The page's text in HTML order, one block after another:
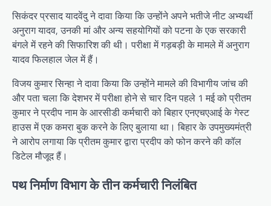
सिकंदर प्रसाद यादवेंदु ने दावा किया कि उन्होंने अपने भतीजे नीट अभ्यर्थी
अनुराग यादव, उनकी मां और अन्य सहयोगियों को पटना के एक सरकारी
बंगले में रहने की सिफारिश की थी। परीक्षा में गड़बड़ी के मामले में अनुराग
यादव फिलहाल जेल में हैं।
विजय कुमार सिन्हा ने दावा किया कि उन्होंने मामले की विभागीय जांच की
और पता चला कि देशभर में परीक्षा होने से चार दिन पहले 1 मई को प्रीतम
कुमार ने प्रदीप नाम के आरसीडी कर्मचारी को बिहार एनएचएआई के गेस्ट
हाउस में एक कमरा बुक करने के लिए बुलाया था। बिहार के उपमुख्यमंत्री
ने आरोप लगाया कि प्रीतम कुमार द्वारा प्रदीप को फोन करने की कॉल
डिटेल मौजूद हैं।
पथ निर्माण विभाग के तीन कर्मचारी निलंबित